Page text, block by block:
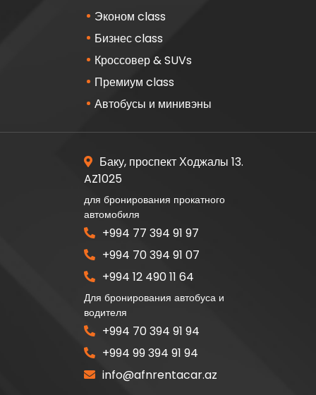
Эконом class
Бизнес class
Кроссовер & SUVs
Премиум class
Автобусы и минивэны
Баку, проспект Ходжалы 13.
AZ1025
для бронирования прокатного
автомобиля
+994 77 394 91 97
+994 70 394 91 07
+994 12 490 11 64
Для бронирования автобуса и
водителя
+994 70 394 91 94
+994 99 394 91 94
info@afnrentacar.az